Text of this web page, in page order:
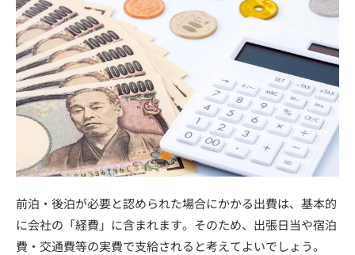
前泊・後泊が必要と認められた場合にかかる出費は、基本的
に会社の「経費」に含まれます。そのため、出張日当や宿泊
費・交通費等の実費で支給されると考えてよいでしょう。